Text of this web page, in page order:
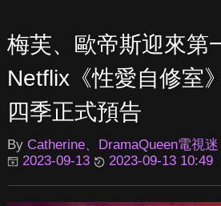
梅芙、歐帝斯迎來第
Netflix《性愛自修室
四季正式預告
By Catherine、DramaQueen電視迷
2023-09-13
2023-09-13 10:49